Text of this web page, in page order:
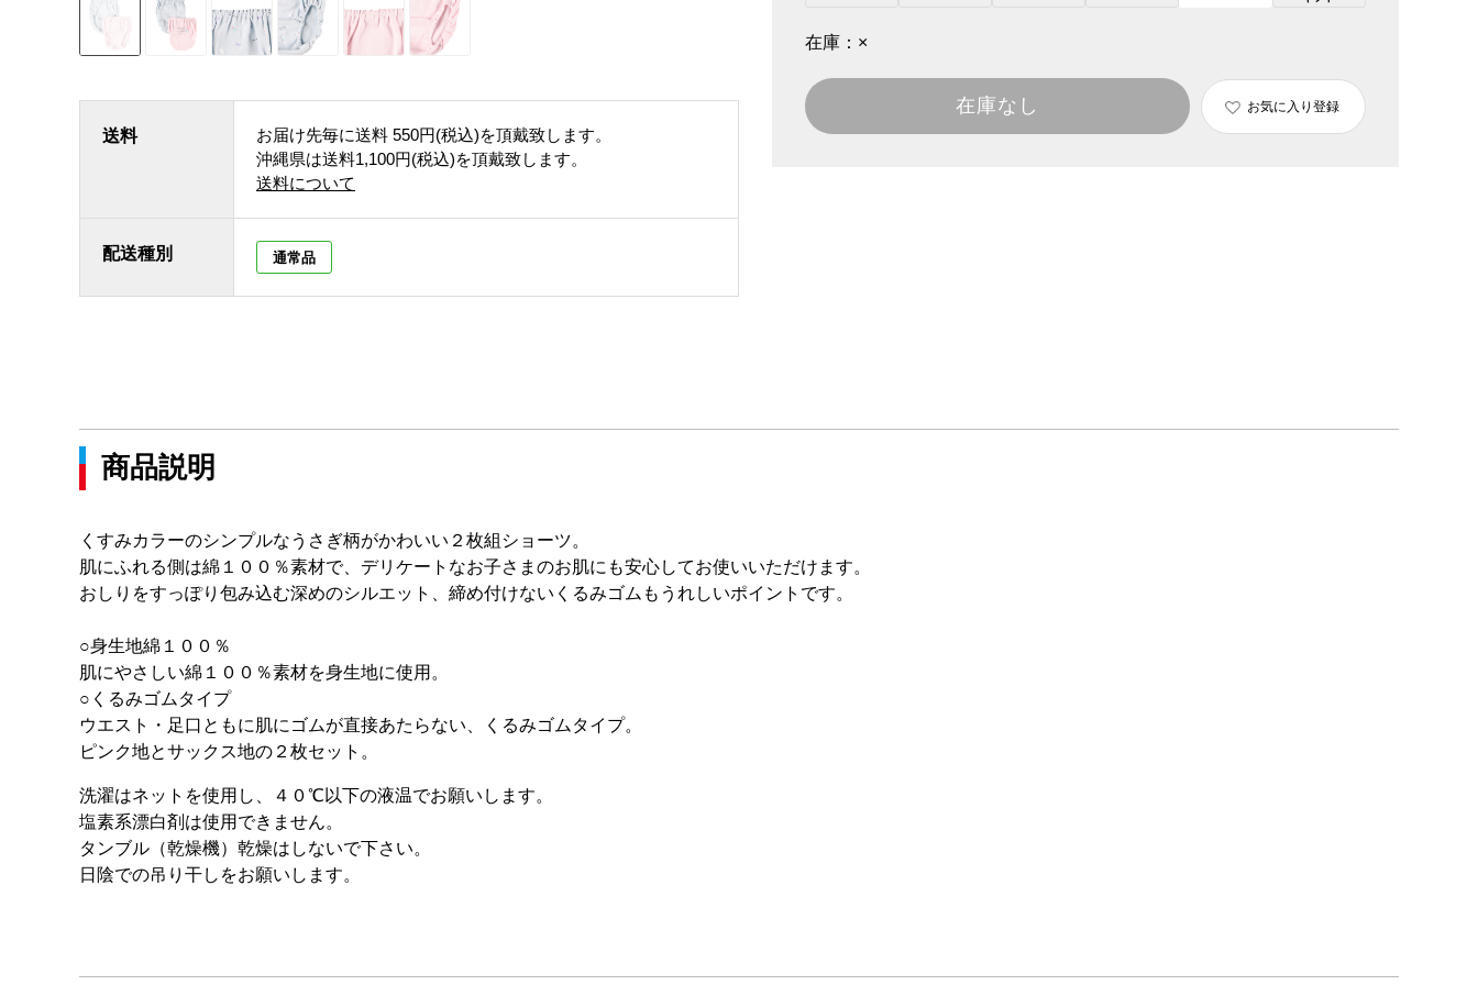
送料 お届け先毎に送料 550円(税込)を頂戴致します。
沖縄県は送料1,100円(税込)を頂戴致します。
送料について
配送種別 通常品
在庫： ×
在庫なし お気に入り登録
商品説明
くすみカラーのシンプルなうさぎ柄がかわいい２枚組ショーツ。
肌にふれる側は綿１００％素材で、デリケートなお子さまのお肌にも安心してお使いいただけます。
おしりをすっぽり包み込む深めのシルエット、締め付けないくるみゴムもうれしいポイントです。
○身生地綿１００％
肌にやさしい綿１００％素材を身生地に使用。
○くるみゴムタイプ
ウエスト・足口ともに肌にゴムが直接あたらない、くるみゴムタイプ。
ピンク地とサックス地の２枚セット。
洗濯はネットを使用し、４０℃以下の液温でお願いします。
塩素系漂白剤は使用できません。
タンブル（乾燥機）乾燥はしないで下さい。
日陰での吊り干しをお願いします。